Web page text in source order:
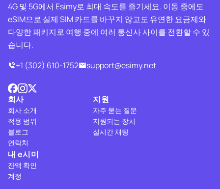
4G 및 5G에서 Esimy로 최대 속도를 즐기세요. 이동 중에도
eSIM으로 실제 SIM 카드를 바꾸지 않고도 유연한 요금제와
다양한 패키지로 여행 중에 여러 통신사 사이를 전환할 수 있
습니다.
+1 (302) 610-1752
support@esimy.net
회사
회사 소개
적용 범위
블로그
연락처
지원
자주 묻는 질문
지원되는 장치
실시간 채팅
내 e시미
잔액 확인
계정